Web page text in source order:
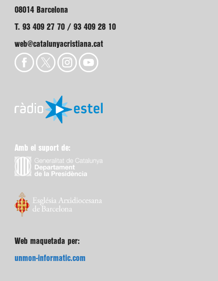
08014 Barcelona
T. 93 409 27 70 / 93 409 28 10
web@catalunyacristiana.cat
Amb el suport de:
Web maquetada per:
unmon-informatic.com